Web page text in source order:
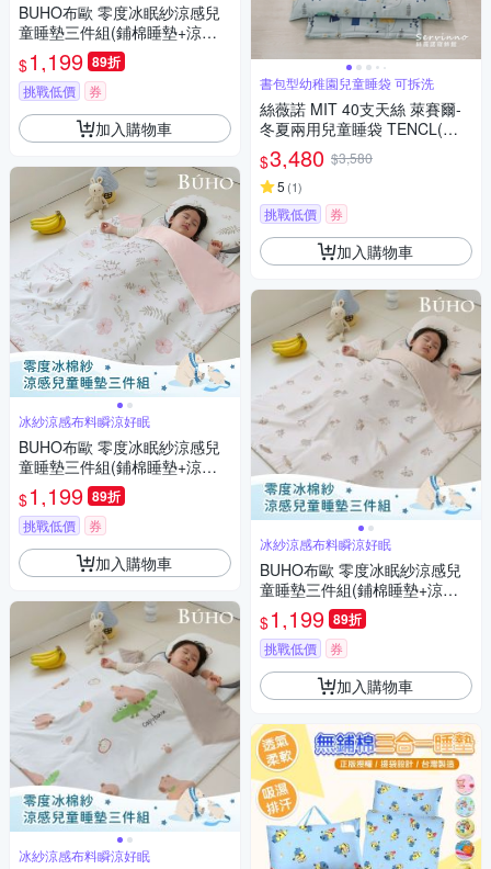
BUHO布歐 零度冰眠紗涼感兒
童睡墊三件組(鋪棉睡墊+涼被
+記憶枕)(熊伴兒時)
$1,199 89折
挑戰低價 券
加入購物車
冰紗涼感布料瞬涼好眠
BUHO布歐 零度冰眠紗涼感兒
童睡墊三件組(鋪棉睡墊+涼被
+記憶枕)(春日留風)
$1,199 89折
挑戰低價 券
加入購物車
冰紗涼感布料瞬涼好眠
書包型幼稚園兒童睡袋 可拆洗
絲薇諾 MIT 40支天絲 萊賽爾-
冬夏兩用兒童睡袋 TENCL(數
碼寶貝)
$3,480 $3,580
5 (1)
挑戰低價 券
加入購物車
冰紗涼感布料瞬涼好眠
BUHO布歐 零度冰眠紗涼感兒
童睡墊三件組(鋪棉睡墊+涼被
+記憶枕)(柴柴漫誌)
$1,199 89折
挑戰低價 券
加入購物車